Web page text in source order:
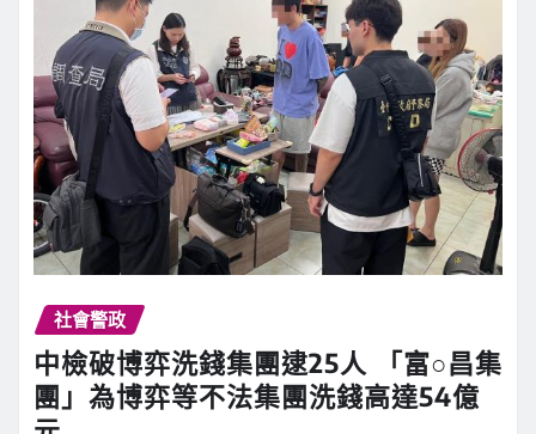
社會警政
中檢破博弈洗錢集團逮25人 「富○昌集
團」為博弈等不法集團洗錢高達54億